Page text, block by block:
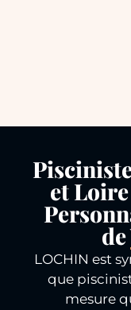
et
LOCHIN est
que
mesure